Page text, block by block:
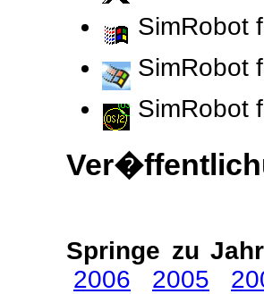
SimRobot
SimRobot
SimRobot
Springe zu
2006
2005